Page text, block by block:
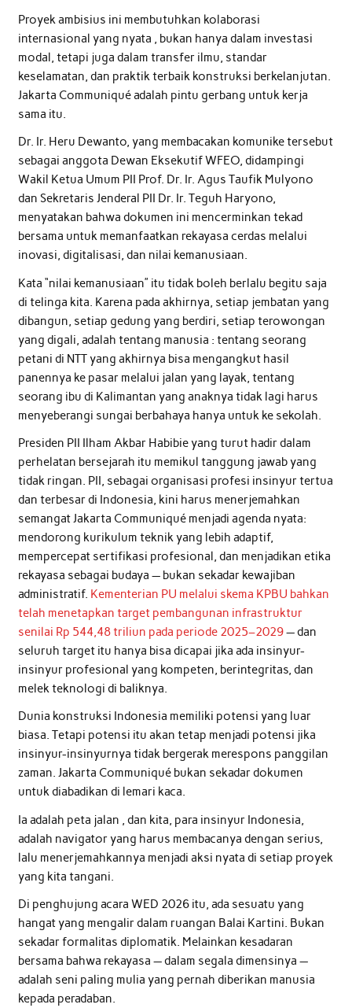
Proyek ambisius ini membutuhkan kolaborasi
internasional yang nyata , bukan hanya dalam investasi
modal, tetapi juga dalam transfer ilmu, standar
keselamatan, dan praktik terbaik konstruksi berkelanjutan.
Jakarta Communiqué adalah pintu gerbang untuk kerja
sama itu.
Dr. Ir. Heru Dewanto, yang membacakan komunike tersebut
sebagai anggota Dewan Eksekutif WFEO, didampingi
Wakil Ketua Umum PII Prof. Dr. Ir. Agus Taufik Mulyono
dan Sekretaris Jenderal PII Dr. Ir. Teguh Haryono,
menyatakan bahwa dokumen ini mencerminkan tekad
bersama untuk memanfaatkan rekayasa cerdas melalui
inovasi, digitalisasi, dan nilai kemanusiaan.
Kata “nilai kemanusiaan” itu tidak boleh berlalu begitu saja
di telinga kita. Karena pada akhirnya, setiap jembatan yang
dibangun, setiap gedung yang berdiri, setiap terowongan
yang digali, adalah tentang manusia : tentang seorang
petani di NTT yang akhirnya bisa mengangkut hasil
panennya ke pasar melalui jalan yang layak, tentang
seorang ibu di Kalimantan yang anaknya tidak lagi harus
menyeberangi sungai berbahaya hanya untuk ke sekolah.
Presiden PII Ilham Akbar Habibie yang turut hadir dalam
perhelatan bersejarah itu memikul tanggung jawab yang
tidak ringan. PII, sebagai organisasi profesi insinyur tertua
dan terbesar di Indonesia, kini harus menerjemahkan
semangat Jakarta Communiqué menjadi agenda nyata:
mendorong kurikulum teknik yang lebih adaptif,
mempercepat sertifikasi profesional, dan menjadikan etika
rekayasa sebagai budaya — bukan sekadar kewajiban
administratif. Kementerian PU melalui skema KPBU bahkan
telah menetapkan target pembangunan infrastruktur
senilai Rp 544,48 triliun pada periode 2025–2029— dan
seluruh target itu hanya bisa dicapai jika ada insinyur-
insinyur profesional yang kompeten, berintegritas, dan
melek teknologi di baliknya.
Dunia konstruksi Indonesia memiliki potensi yang luar
biasa. Tetapi potensi itu akan tetap menjadi potensi jika
insinyur-insinyurnya tidak bergerak merespons panggilan
zaman. Jakarta Communiqué bukan sekadar dokumen
untuk diabadikan di lemari kaca.
Ia adalah peta jalan , dan kita, para insinyur Indonesia,
adalah navigator yang harus membacanya dengan serius,
lalu menerjemahkannya menjadi aksi nyata di setiap proyek
yang kita tangani.
Di penghujung acara WED 2026 itu, ada sesuatu yang
hangat yang mengalir dalam ruangan Balai Kartini. Bukan
sekadar formalitas diplomatik. Melainkan kesadaran
bersama bahwa rekayasa — dalam segala dimensinya —
adalah seni paling mulia yang pernah diberikan manusia
kepada peradaban.